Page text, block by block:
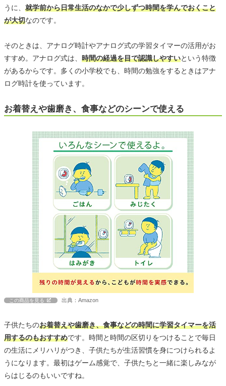
うに、 就学前から日常生活のなかで少しずつ時間を学んでおくこと
が大切なのです。
そのときは、アナログ時計やアナログ式の学習タイマーの活用がお
すすめ。アナログ式は、 時間の経過を目で認識しやすいという特徴
があるからです。多くの小学校でも、時間の勉強をするときはアナ
ログ時計を使っています。
お着替えや歯磨き、食事などのシーンで使える
この商品を見る 出典：Amazon
子供たちのお着替えや歯磨き、食事などの時間に学習タイマーを活
用するのもおすすめです。時間と時間の区切りをつけることで毎日
の生活にメリハリがつき、子供たちが生活習慣を身につけられるよ
うになります。最初はゲーム感覚で、子供たちと一緒に楽しみなが
らはじるのもいいですね。